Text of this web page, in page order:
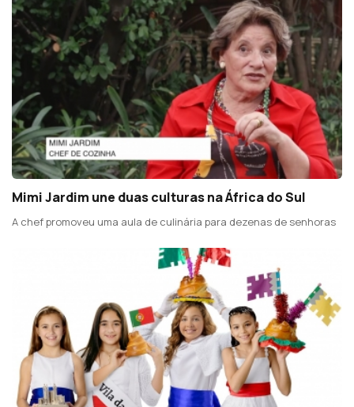
Mimi Jardim une duas culturas na África do Sul
A chef promoveu uma aula de culinária para dezenas de senhoras